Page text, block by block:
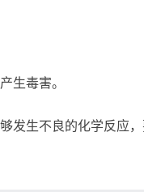
毒害。
生不良的化学反应，